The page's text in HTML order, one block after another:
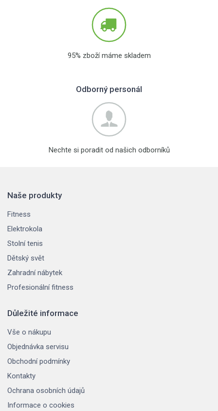
95% zboží máme skladem
Odborný personál
Nechte si poradit od našich odborníků
Naše produkty
Fitness
Elektrokola
Stolní tenis
Dětský svět
Zahradní nábytek
Profesionální fitness
Důležité informace
Vše o nákupu
Objednávka servisu
Obchodní podmínky
Kontakty
Ochrana osobních údajů
Informace o cookies